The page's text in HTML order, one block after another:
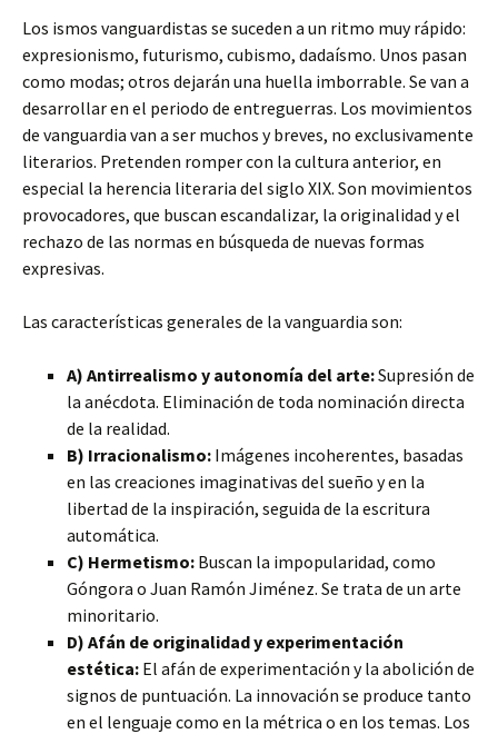
Los ismos vanguardistas se suceden a un ritmo muy rápido:
expresionismo, futurismo, cubismo, dadaísmo. Unos pasan
como modas; otros dejarán una huella imborrable. Se van a
desarrollar en el periodo de entreguerras. Los movimientos
de vanguardia van a ser muchos y breves, no exclusivamente
literarios. Pretenden romper con la cultura anterior, en
especial la herencia literaria del siglo XIX. Son movimientos
provocadores, que buscan escandalizar, la originalidad y el
rechazo de las normas en búsqueda de nuevas formas
expresivas.
Las características generales de la vanguardia son:
A) Antirrealismo y autonomía del arte:Supresión de
la anécdota. Eliminación de toda nominación directa
de la realidad.
B) Irracionalismo: Imágenes incoherentes, basadas
en las creaciones imaginativas del sueño y en la
libertad de la inspiración, seguida de la escritura
automática.
C) Hermetismo: Buscan la impopularidad, como
Góngora o Juan Ramón Jiménez. Se trata de un arte
minoritario.
D) Afán de originalidad y experimentación
estética: El afán de experimentación y la abolición de
signos de puntuación. La innovación se produce tanto
en el lenguaje como en la métrica o en los temas. Los